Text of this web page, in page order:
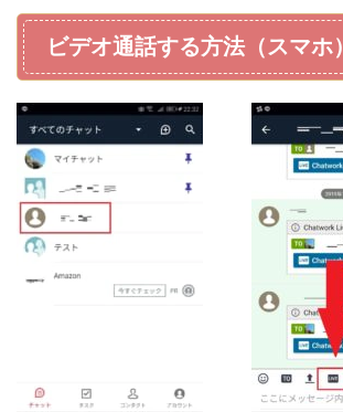
ビデオ通話する方法（スマホ）